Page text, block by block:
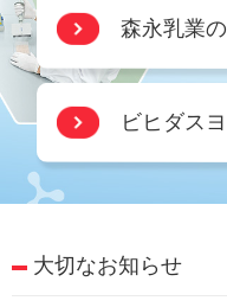
森永乳
ビヒダス
大切なお知らせ